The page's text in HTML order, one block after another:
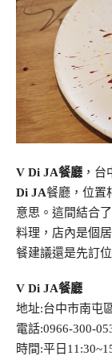
V Di JA餐廳 ，
Di JA餐廳，位置
意思。這間結合
料理，店內是個
餐建議還是先訂
V Di JA餐廳
地址:台中市南屯
電話:0966-300-
時間:平日